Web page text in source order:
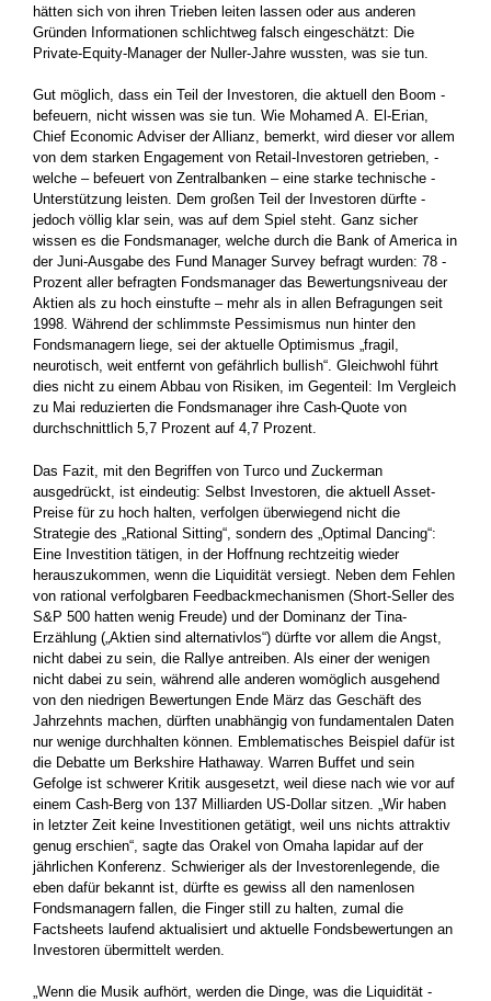
hätten sich von ihren Trieben leiten lassen oder aus anderen
Gründen Informationen schlichtweg falsch eingeschätzt: Die
Private-Equity-Manager der Nuller-Jahre wussten, was sie tun.
Gut möglich, dass ein Teil der Investoren, die aktuell den Boom ­
befeuern, nicht wissen was sie tun. Wie Mohamed A. El-Erian,
Chief Economic Adviser der Allianz, bemerkt, wird dieser vor ­allem
von dem starken Engagement von Retail-Investoren getrieben, ­
welche – befeuert von Zentralbanken – eine starke technische ­
Unterstützung leisten. Dem großen Teil der Investoren dürfte ­
jedoch völlig klar sein, was auf dem Spiel steht. Ganz sicher
wissen es die Fondsmanager, welche durch die Bank of America in
der ­Juni-Ausgabe des Fund Manager Survey befragt wurden: 78 ­
Prozent aller befragten Fondsmanager das Bewertungsniveau der
Aktien als zu hoch einstufte – mehr als in allen Befragungen seit
1998. Während der schlimmste Pessimismus nun hinter den
Fonds­managern liege, sei der aktuelle Optimismus „fragil,
neurotisch, weit entfernt von gefährlich bullish“. Gleichwohl führt
dies nicht zu einem Abbau von Risiken, im Gegenteil: Im Vergleich
zu Mai ­reduzierten die Fondsmanager ihre Cash-Quote von
durchschnittlich 5,7 Prozent auf 4,7 Prozent.
Das Fazit, mit den Begriffen von Turco und Zuckerman
ausgedrückt, ist eindeutig: Selbst Investoren, die aktuell Asset-
Preise für zu hoch halten, verfolgen überwiegend nicht die
Strategie des „Rational Sitting“, sondern des „Optimal Dancing“:
Eine Investition tätigen, in der Hoffnung rechtzeitig wieder
herauszukommen, wenn die Liquidität versiegt. Neben dem Fehlen
von rational verfolgbaren Feedbackmechanismen (Short-Seller des
S&P 500 hatten wenig Freude) und der Dominanz der Tina-
Erzählung („Aktien sind alternativlos“) dürfte vor allem die Angst,
nicht dabei zu sein, die Rallye antreiben. Als einer der wenigen
nicht dabei zu sein, während alle anderen womöglich ausgehend
von den niedrigen Bewertungen Ende März das Geschäft des
Jahrzehnts machen, dürften unabhängig von fundamentalen Daten
nur wenige durchhalten können. Emblematisches Beispiel dafür ist
die Debatte um Berkshire ­Hathaway. Warren Buffet und sein
Gefolge ist schwerer Kritik ausgesetzt, weil diese nach wie vor auf
einem Cash-Berg von 137 Milliarden US-Dollar sitzen. „Wir haben
in letzter Zeit keine Investitionen getätigt, weil uns nichts attraktiv
genug erschien“, sagte das Orakel von Omaha lapidar auf der
jährlichen Konferenz. Schwieriger als der Investorenlegende, die
eben dafür bekannt ist, dürfte es gewiss all den namenlosen
Fondsmanagern fallen, die Finger still zu halten, zumal die
Factsheets laufend aktualisiert und aktuelle Fondsbewertungen an
Investoren übermittelt werden.
„Wenn die Musik aufhört, werden die Dinge, was die Liquidität ­